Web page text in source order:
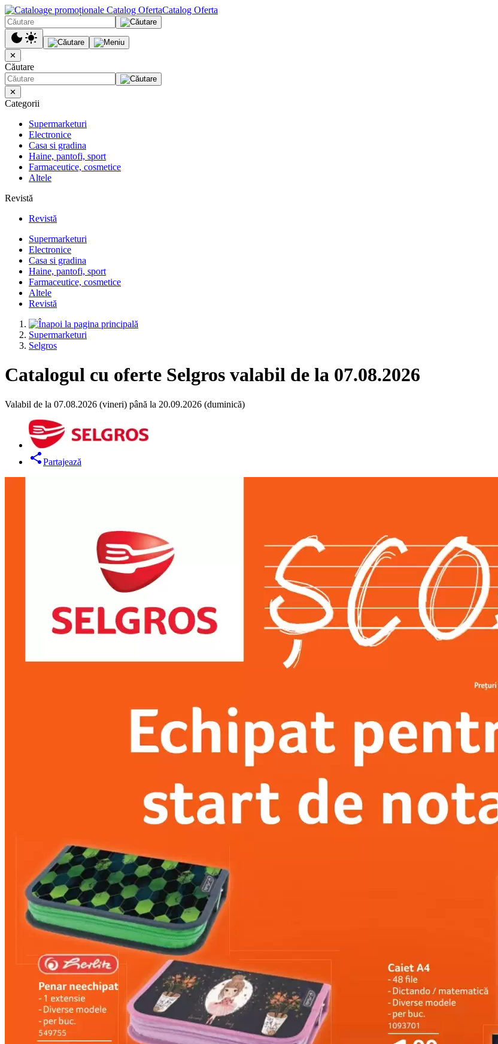
Catalog Oferta
✕
Căutare
✕
Categorii
Supermarketuri
Electronice
Casa si gradina
Haine, pantofi, sport
Farmaceutice, cosmetice
Altele
Revistă
Revistă
Supermarketuri
Electronice
Casa si gradina
Haine, pantofi, sport
Farmaceutice, cosmetice
Altele
Revistă
Supermarketuri
Selgros
Catalogul cu oferte Selgros valabil de la 07.08.2026
Valabil de la 07.08.2026 (vineri) până la 20.09.2026 (duminică)
Partajează